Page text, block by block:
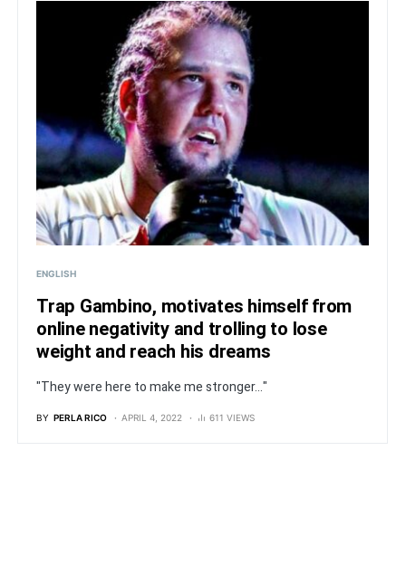
ENGLISH
Trap Gambino, motivates himself from
online negativity and trolling to lose
weight and reach his dreams
"They were here to make me stronger..."
BY PERLA RICO APRIL 4, 2022 611 VIEWS